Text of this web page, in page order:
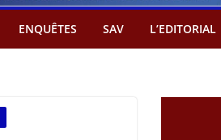
ENQUÊTES SAV L’EDITORIAL